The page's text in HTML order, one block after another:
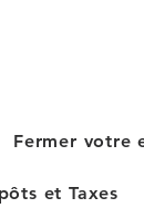
Fermer votre
et Taxes